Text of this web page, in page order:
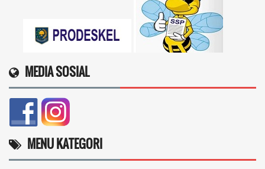
MEDIA SOSIAL
MENU KATEGORI